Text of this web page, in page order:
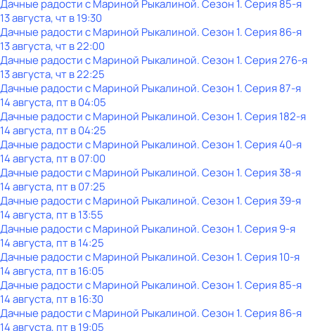
Дачные радости с Мариной Рыкалиной. Сезон 1. Серия 85-я
13 августа, чт в 19:30
Дачные радости с Мариной Рыкалиной. Сезон 1. Серия 86-я
13 августа, чт в 22:00
Дачные радости с Мариной Рыкалиной. Сезон 1. Серия 276-я
13 августа, чт в 22:25
Дачные радости с Мариной Рыкалиной. Сезон 1. Серия 87-я
14 августа, пт в 04:05
Дачные радости с Мариной Рыкалиной. Сезон 1. Серия 182-я
14 августа, пт в 04:25
Дачные радости с Мариной Рыкалиной. Сезон 1. Серия 40-я
14 августа, пт в 07:00
Дачные радости с Мариной Рыкалиной. Сезон 1. Серия 38-я
14 августа, пт в 07:25
Дачные радости с Мариной Рыкалиной. Сезон 1. Серия 39-я
14 августа, пт в 13:55
Дачные радости с Мариной Рыкалиной. Сезон 1. Серия 9-я
14 августа, пт в 14:25
Дачные радости с Мариной Рыкалиной. Сезон 1. Серия 10-я
14 августа, пт в 16:05
Дачные радости с Мариной Рыкалиной. Сезон 1. Серия 85-я
14 августа, пт в 16:30
Дачные радости с Мариной Рыкалиной. Сезон 1. Серия 86-я
14 августа, пт в 19:05